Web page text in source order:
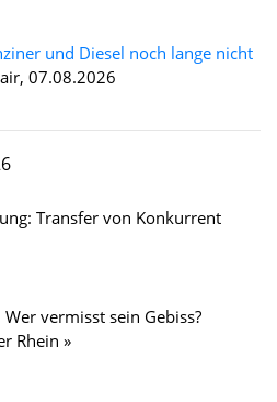
und Diesel noch lange nicht
07.08.2026
Transfer von Konkurrent
vermisst sein Gebiss?
Rhein »